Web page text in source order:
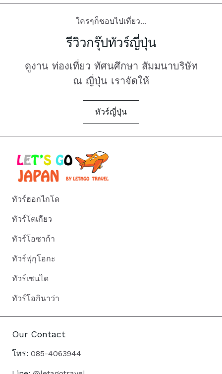
ใครๆก็ชอบไปเที่ยว...
รีวิวกรุ๊ปทัวร์ญี่ปุ่น
ดูงาน ท่องเที่ยว ทัศนศึกษา สัมมนาบริษัท
ณ ญี่ปุ่น เราจัดให้
ทัวร์ญี่ปุ่น
ทัวร์ฮอกไกโด
ทัวร์โตเกียว
ทัวร์โอซาก้า
ทัวร์ฟุกุโอกะ
ทัวร์เซนได
ทัวร์โอกินาว่า
Our Contact
โทร: 085-4063944